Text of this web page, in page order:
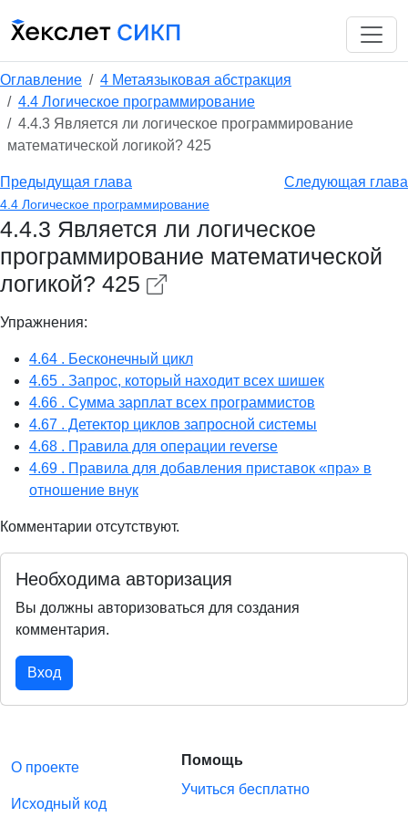
Оглавление
4 Метаязыковая абстракция
4.4 Логическое программирование
4.4.3 Является ли логическое программирование
математической логикой? 425
Предыдущая глава Следующая глава
4.4 Логическое программирование
4.4.3 Является ли логическое
программирование математической
логикой? 425
Упражнения:
4.64 . Бесконечный цикл
4.65 . Запрос, который находит всех шишек
4.66 . Сумма зарплат всех программистов
4.67 . Детектор циклов запросной системы
4.68 . Правила для операции reverse
4.69 . Правила для добавления приставок «пра» в
отношение внук
Комментарии отсутствуют.
Необходима авторизация
Вы должны авторизоваться для создания
комментария.
Вход
О проекте
Исходный код
Помощь
Учиться бесплатно